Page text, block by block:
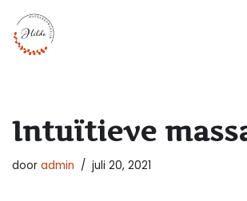
Ga
Intuïtieve
door admin juli 20, 2021